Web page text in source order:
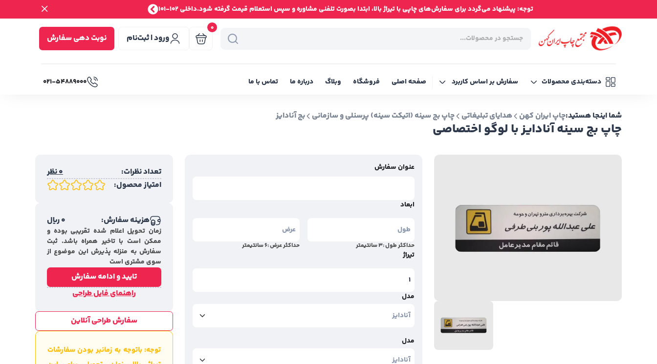
توجه: پیشنهاد می‌گردد برای سفارش‌های چاپی با تیراژ بالا، ابتدا بصورت تلفنی مشاوره و سپس استعلام قیمت گرفته شود.داخلی 102-101
0
ورود | ثبت‌نام نوبت دهی سفارش
دسته‌بندی محصولات سفارش بر اساس کاربرد صفحه اصلی فروشگاه وبلاگ درباره ما تماس با ما ۰۲۱-۵۴۸۸۹۰۰۰
چاپ بج سینه آنادایز با لوگو اختصاصی
شما اینجا هستید:چاپ ایران کهن هدایای تبلیغاتی چاپ بج سینه (اتیکت سینه) پرسنلی و سازمانی بج آنادایز
عنوان سفارش
ابعاد
حداکثر طول :3سانتیمتر حداکثر عرض :6سانتیمتر
تیراژ
مدل
مدل
تعداد نظرات:
0 نظر
امتیاز محصول:
هزینه سفارش: 0ریال
زمان تحویل اعلام شده تقریبی بوده و
ممکن است با تاخیر همراه باشد. ثبت
سفارش به منزله پذیرش این موضوع از
سوی مشتری است
تایید و ادامه سفارش
راهنمای فایل طراحی
سفارش طراحی آنلاین
توجه: باتوجه به زمانبر بودن سفارشات